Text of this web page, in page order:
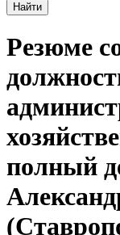
Найти
Резюме
полный